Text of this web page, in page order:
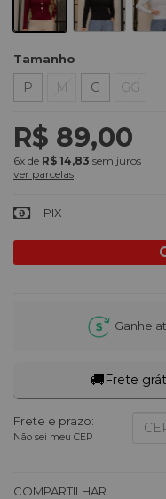
Tamanho
P M G GG
R$ 89,00
6x de R$ 14,83 sem juros
ver parcelas
PIX
Ganhe
🚚Frete
Frete e prazo:
Não sei meu CEP
COMPARTILHAR